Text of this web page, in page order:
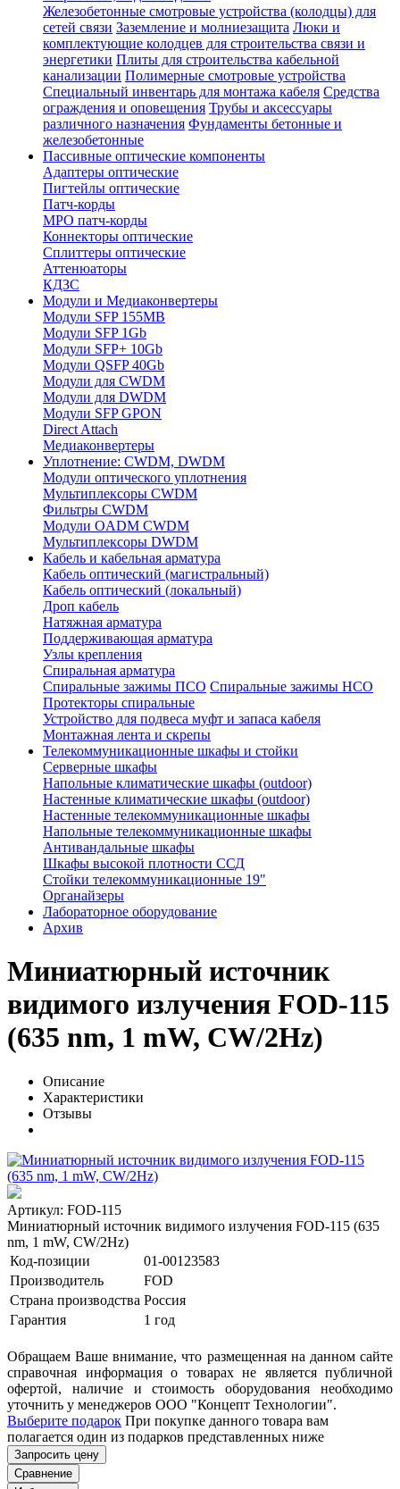
Железобетонные смотровые устройства (колодцы) для
сетей связи Заземление и молниезащита Люки и
комплектующие колодцев для строительства связи и
энергетики Плиты для строительства кабельной
канализации Полимерные смотровые устройства
Специальный инвентарь для монтажа кабеля Средства
ограждения и оповещения Трубы и аксессуары
различного назначения Фундаменты бетонные и
железобетонные
Пассивные оптические компоненты
Адаптеры оптические
Пигтейлы оптические
Патч-корды
MPO патч-корды
Коннекторы оптические
Сплиттеры оптические
Аттенюаторы
КДЗС
Модули и Медиаконвертеры
Модули SFP 155MB
Модули SFP 1Gb
Модули SFP+ 10Gb
Модули QSFP 40Gb
Модули для CWDM
Модули для DWDM
Модули SFP GPON
Direct Attach
Медиаконвертеры
Уплотнение: CWDM, DWDM
Модули оптического уплотнения
Мультиплексоры CWDM
Фильтры CWDM
Модули OADM CWDM
Мультиплексоры DWDM
Кабель и кабельная арматура
Кабель оптический (магистральный)
Кабель оптический (локальный)
Дроп кабель
Натяжная арматура
Поддерживающая арматура
Узлы крепления
Спиральная арматура
Спиральные зажимы ПСО Спиральные зажимы НСО
Протекторы спиральные
Устройство для подвеса муфт и запаса кабеля
Монтажная лента и скрепы
Телекоммуникационные шкафы и стойки
Серверные шкафы
Напольные климатические шкафы (outdoor)
Настенные климатические шкафы (outdoor)
Настенные телекоммуникационные шкафы
Напольные телекоммуникационные шкафы
Антивандальные шкафы
Шкафы высокой плотности ССД
Стойки телекоммуникационные 19"
Органайзеры
Лабораторное оборудование
Архив
Миниатюрный источник
видимого излучения FOD-115
(635 nm, 1 mW, CW/2Hz)
Описание
Характеристики
Отзывы
Артикул: FOD-115
Миниатюрный источник видимого излучения FOD-115 (635
nm, 1 mW, CW/2Hz)
Код-позиции
01-00123583
Производитель
FOD
Страна производства Россия
Гарантия
1 год
Обращаем Ваше внимание, что размещенная на данном сайте
справочная информация о товарах не является публичной
офертой, наличие и стоимость оборудования необходимо
уточнить у менеджеров ООО "Концепт Технологии".
Выберите подарок При покупке данного товара вам
полагается один из подарков представленных ниже
Запросить цену
Сравнение